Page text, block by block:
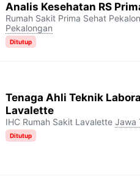
Analis Kesehatan RS
Rumah Sakit Prima Sehat
Pekalongan
Ditutup
Tenaga Ahli Teknik
Lavalette
IHC Rumah Sakit Lavalette Jawa
Ditutup